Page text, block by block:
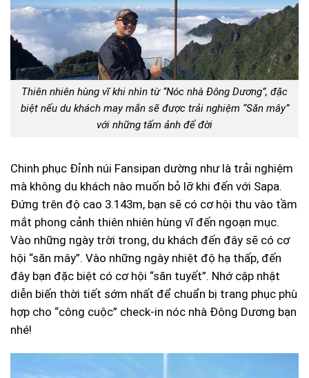
Thiên nhiên hùng vĩ khi nhìn từ “Nóc nhà Đông Dương”, đặc
biệt nếu du khách may mắn sẽ được trải nghiệm “Săn mây”
với những tấm ảnh để đời
Chinh phục Đỉnh núi Fansipan dường như là trải nghiệm
mà không du khách nào muốn bỏ lỡ khi đến với Sapa.
Đứng trên độ cao 3.143m, bạn sẽ có cơ hội thu vào tầm
mắt phong cảnh thiên nhiên hùng vĩ đến ngoạn mục.
Vào những ngày trời trong, du khách đến đây sẽ có cơ
hội “săn mây”. Vào những ngày nhiệt độ hạ thấp, đến
đây bạn đặc biệt có cơ hội “săn tuyết”. Nhớ cập nhật
diễn biến thời tiết sớm nhất để chuẩn bị trang phục phù
hợp cho “công cuộc” check-in nóc nhà Đông Dương bạn
nhé!